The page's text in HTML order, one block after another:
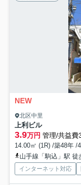
NEW
北区中里
上利ビル
3.9万円 管理/共益費
14.00㎡ (1R) /築48年 /
山手線「駒込」駅 徒
インターネット対応